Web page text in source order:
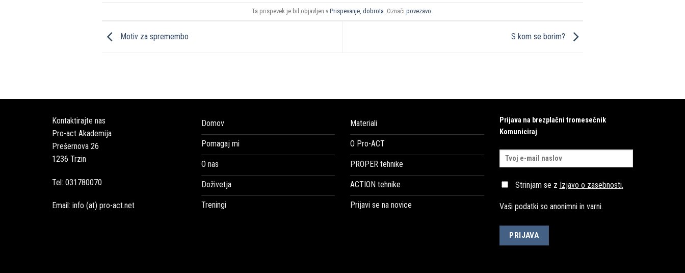
Ta prispevek je bil objavljen vPrispevanje, dobrota . Označipovezavo
Motiv za spremembo S kom se borim?
Kontaktirajte nas
Pro-act Akademija
Prešernova 26
1236 Trzin
Tel: 031780070
Email: info (at) pro-act.net
Domov
Pomagaj mi
O nas
Doživetja
Treningi
Materiali
O Pro-ACT
PROPER tehnike
ACTION tehnike
Prijavi se na novice
Prijava na brezplačni tromesečnik
Komuniciraj
Strinjam se z Izjavo o zasebnosti.
Vaši podatki so anonimni in varni.